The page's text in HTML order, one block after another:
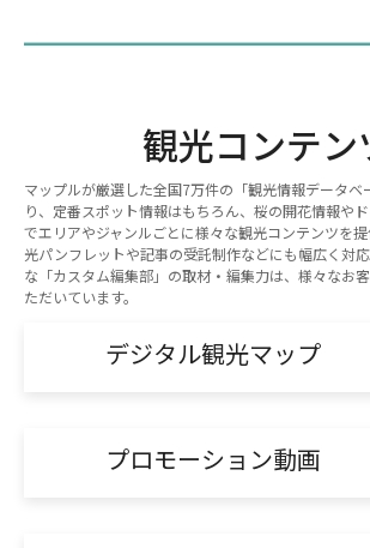
観光コンテン
マップルが厳選した全国7万件の「観光情報データベ
り、定番スポット情報はもちろん、桜の開花情報や
でエリアやジャンルごとに様々な観光コンテンツを
光パンフレットや記事の受託制作などにも幅広く対
な「カスタム編集部」の取材・編集力は、様々なお
ただいています。
デジタル観光マップ
プロモーション動画